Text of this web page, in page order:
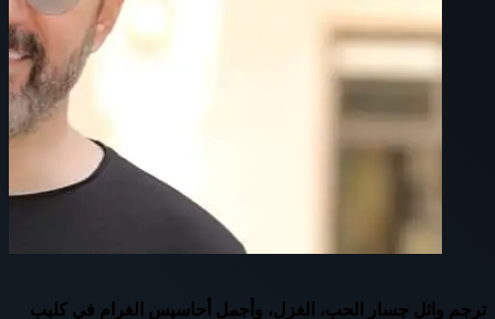
ترجم وائل جسار الحب، الغزل، وأجمل أحاسيس الغرام في كليب